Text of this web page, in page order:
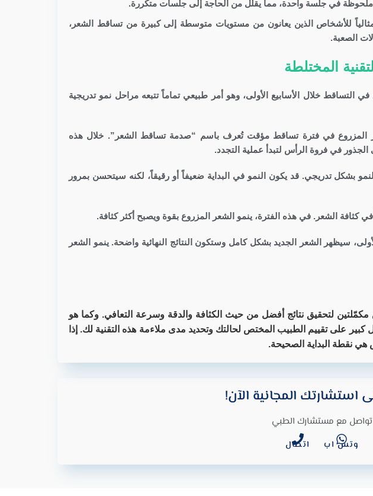
ملحوظة في جلسة واحدة، مما يقلل من الحاجة إلى جلسات متكررة.
مثالياً للأشخاص الذين يعانون من مستويات متوسطة إلى كبيرة من تساقط الشعر،
الصعبة.
المختلطة
في التساقط خلال الأسابيع الأولى، وهو أمر طبيعي تماماً تتبعه مراحل نمو تدريجية
المزروع في فترة تساقط مؤقت تُعرف باسم “صدمة تساقط الشعر”. خلال هذه
في فروة الرأس لتبدأ عملية التجدد.
بشكل تدريجي. قد يكون النمو في البداية ضعيفاً أو رقيقاً، لكنه سيتحسن بمرور
الشعر. في هذه الفترة، ينمو الشعر المزروع بقوة ويصبح أكثر كثافة.
سيظهر الشعر الجديد بشكل كامل وستكون النتائج النهائية واضحة. ينمو الشعر
مكمّلتين لتحقيق نتائج أفضل من حيث الكثافة والدقة وسرعة التعافي. وكما هو
على تقييم الطبيب المختص لحالتك وتحديد مدى ملاءمة هذه التقنية لك. إذا
نقطة البداية الصحيحة.
استشارتك المجانية الآن!
تواصل مع مستشارك الطبي
وتس اب اتصال